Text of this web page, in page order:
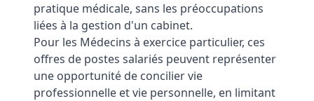
pratique médicale, sans les préoccupations
liées à la gestion d'un cabinet.
Pour les Médecins à exercice particulier, ces
offres de postes salariés peuvent représenter
une opportunité de concilier vie
professionnelle et vie personnelle, en limitant